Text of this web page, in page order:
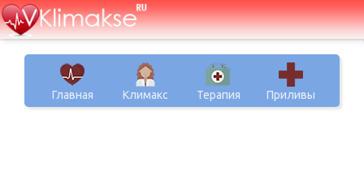
Главная Климакс Терапия Приливы